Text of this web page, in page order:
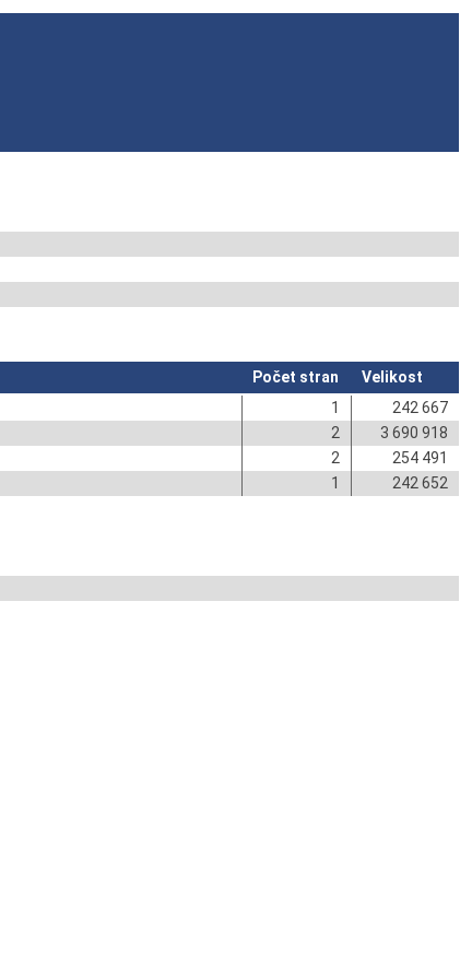
Počet stran
Velikost
1
242 667
2
3 690 918
2
254 491
1 242 652